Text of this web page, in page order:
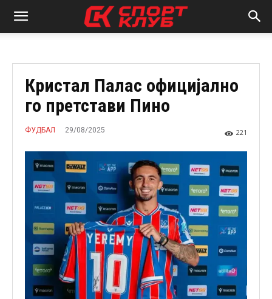
Кристал Палас официјално
го претстави Пино
ФУДБАЛ 29/08/2025 221